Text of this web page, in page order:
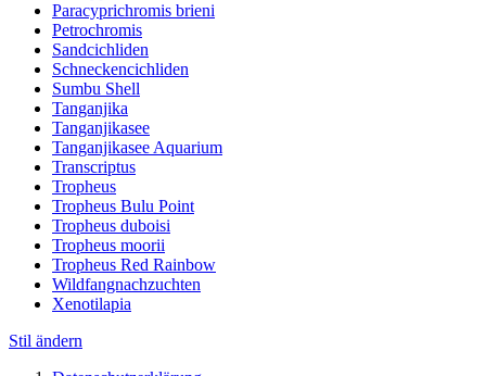
Paracyprichromis brieni
Petrochromis
Sandcichliden
Schneckencichliden
Sumbu Shell
Tanganjika
Tanganjikasee
Tanganjikasee Aquarium
Transcriptus
Tropheus
Tropheus Bulu Point
Tropheus duboisi
Tropheus moorii
Tropheus Red Rainbow
Wildfangnachzuchten
Xenotilapia
Stil ändern